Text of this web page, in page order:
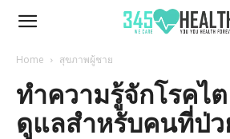
345Health
Home สุขภาพผู้ชาย
ทำความรู้จักโรคไ
ดูแลสำหรับคนที่ป่ว